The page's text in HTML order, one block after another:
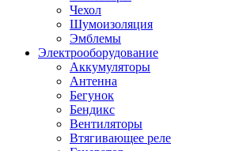
Чехол
Шумоизоляция
Эмблемы
Электрооборудование
Аккумуляторы
Антенна
Бегунок
Бендикс
Вентиляторы
Втягивающее реле